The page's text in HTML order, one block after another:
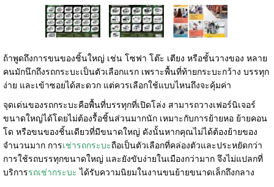
ถ้าพูดถึงการขนของชิ้นใหญ่ เช่น โซฟา โต๊ะ เตียง หรือชั้นวางของ หลาย
คนมักนึกถึงรถกระบะเป็นตัวเลือกแรก เพราะพื้นที่ท้ายกระบะกว้าง บรรทุก
ง่าย และเข้าซอยได้สะดวก แต่ควรเลือกใช้แบบไหนถึงจะคุ้มค่า
จุดเด่นของรถกระบะคือพื้นที่บรรทุกที่เปิดโล่ง สามารถวางเฟอร์นิเจอร์
ขนาดใหญ่ได้โดยไม่ต้องรื้อชิ้นส่วนมากนัก เหมาะกับการย้ายหอ ย้ายคอน
โด หรือขนของชิ้นเดียวที่มีขนาดใหญ่ ดังนั้นหากคุณไม่ได้ต้องย้ายของ
จำนวนมาก การเช่ารถกระบะถือเป็นตัวเลือกที่คล่องตัวและประหยัดกว่า
การใช้รถบรรทุกขนาดใหญ่ และยังขับง่ายในเมืองกว่ามาก จึงไม่แปลกที่
บริการรถเช่ากระบะ ได้รับความนิยมในงานขนย้ายขนาดเล็กถึงกลาง